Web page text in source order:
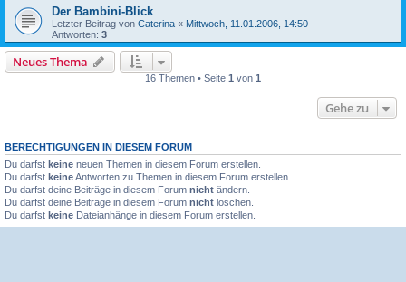
Der Bambini-Blick
Letzter Beitrag von Caterina « Mittwoch, 11.01.2006, 14:50
Antworten: 3
Neues Thema
16 Themen • Seite 1 von 1
Gehe zu
BERECHTIGUNGEN IN DIESEM FORUM
Du darfst keine neuen Themen in diesem Forum erstellen.
Du darfst keineAntworten zu Themen in diesem Forum erstellen.
Du darfst deine Beiträge in diesem Forum nicht ändern.
Du darfst deine Beiträge in diesem Forum nicht löschen.
Du darfst keine Dateianhänge in diesem Forum erstellen.